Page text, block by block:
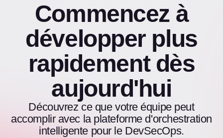
Commencez à
développer plus
rapidement dès
aujourd'hui
Découvrez ce que votre équipe peut
accomplir avec la plateforme d'orchestration
intelligente pour le DevSecOps.